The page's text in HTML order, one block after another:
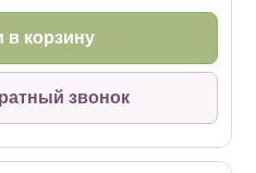
в корзину
звонок